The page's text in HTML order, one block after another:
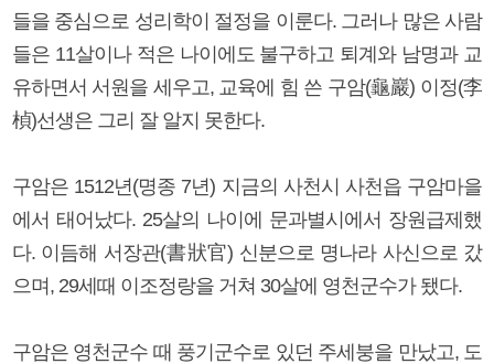
들을 중심으로 성리학이 절정을 이룬다. 그러나 많은 사람
들은 11살이나 적은 나이에도 불구하고 퇴계와 남명과 교
유하면서 서원을 세우고, 교육에 힘 쓴 구암(龜巖) 이정(李
楨)선생은 그리 잘 알지 못한다.
구암은 1512년(명종 7년) 지금의 사천시 사천읍 구암마을
에서 태어났다. 25살의 나이에 문과별시에서 장원급제했
다. 이듬해 서장관(書狀官) 신분으로 명나라 사신으로 갔
으며, 29세때 이조정랑을 거쳐 30살에 영천군수가 됐다.
구암은 영천군수 때 풍기군수로 있던 주세붕을 만났고, 도